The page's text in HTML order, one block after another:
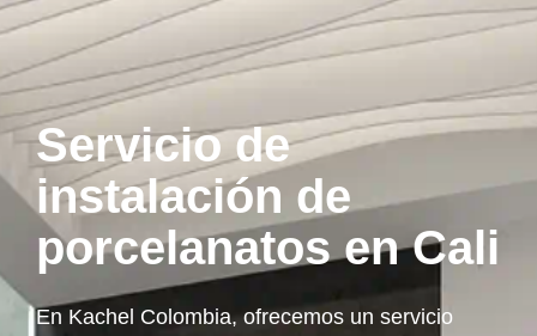
Servicio de
instalación de
porcelanatos en Cali
En Kachel Colombia, ofrecemos un servicio